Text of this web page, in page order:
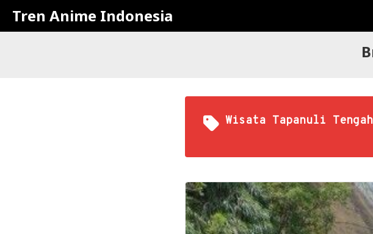
Tren Anime Indonesia
Wisata Tapanuli Tengah